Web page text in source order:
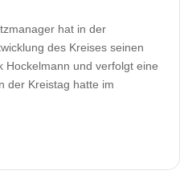
hat in der
des Kreises seinen
Hockelmann und verfolgt eine
der Kreistag hatte im